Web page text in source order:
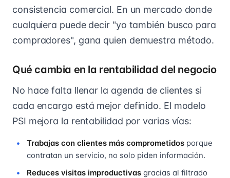
consistencia comercial. En un mercado donde
cualquiera puede decir "yo también busco para
compradores", gana quien demuestra método.
Qué cambia en la rentabilidad del negocio
No hace falta llenar la agenda de clientes si
cada encargo está mejor definido. El modelo
PSI mejora la rentabilidad por varias vías:
Trabajas con clientes más comprometidos porque
contratan un servicio, no solo piden información.
Reduces visitas improductivas gracias al filtrado